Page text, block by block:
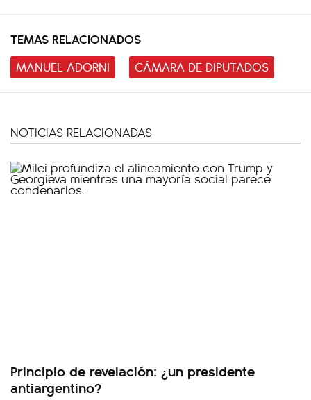
TEMAS RELACIONADOS
MANUEL ADORNI
CÁMARA DE DIPUTADOS
NOTICIAS RELACIONADAS
Principio de revelación: ¿un presidente
antiargentino?